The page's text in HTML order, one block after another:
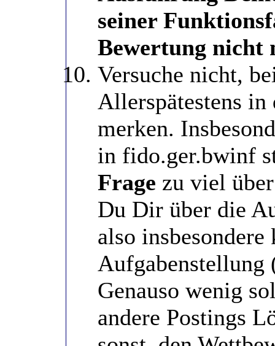
seiner
Bewertung nicht
Versuche nicht,
Allerspätestens in
merken.
in fido.ger.bwinf
Frage zu viel
Du Dir über die
also
Aufgabenstellung
Genauso wenig
andere Postings